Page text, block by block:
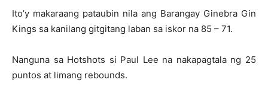
Ito’y makaraang pataubin nila ang Barangay Ginebra Gin
Kings sa kanilang gitgitang laban sa iskor na 85 – 71.
Nanguna sa Hotshots si Paul Lee na nakapagtala ng 25
puntos at limang rebounds.